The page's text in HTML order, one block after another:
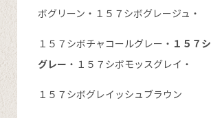
ボグリーン・１５７シボグレージュ・
１５７シボチャコールグレー・ １５７
グレー ・１５７シボモッスグレイ・
１５７シボグレイッシュブラウン